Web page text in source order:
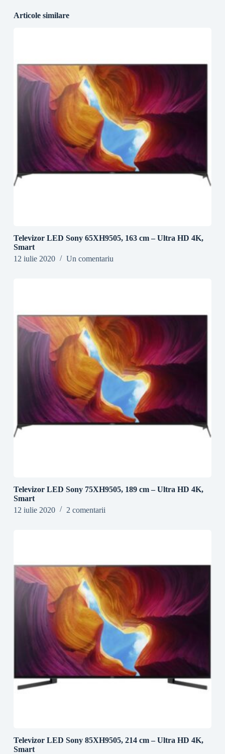
Articole similare
Televizor LED Sony 65XH9505, 163 cm – Ultra HD 4K,
Smart
12 iulie 2020
Un comentariu
Televizor LED Sony 75XH9505, 189 cm – Ultra HD 4K,
Smart
12 iulie 2020
2 comentarii
Televizor LED Sony 85XH9505, 214 cm – Ultra HD 4K,
Smart